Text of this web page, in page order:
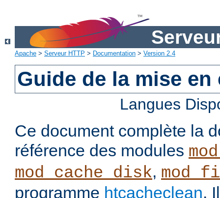
Apache > Serveur HTTP > Documentation > Version 2.4
Guide de la mise en
Langues
Ce document complète la
référence des modules
mod_cache_disk,
programme htcacheclean.